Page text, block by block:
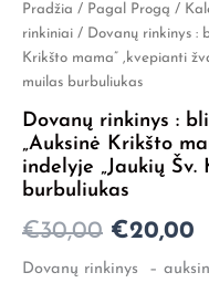
Pradžia / Pagal Progą /
rinkiniai / Dovanų rinkinys :
Krikšto mama” ,kvepianti
muilas burbuliukas
Dovanų rinkinys :
„Auksinė Krikšto
indelyje „Jaukių
burbuliukas
€30,00
Original
price
€30,00.
€20,00
Dovanų rinkinys –